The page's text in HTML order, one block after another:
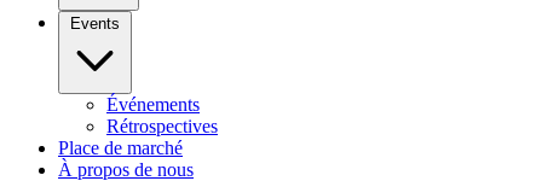
Events
Événements
Rétrospectives
Place de marché
À propos de nous